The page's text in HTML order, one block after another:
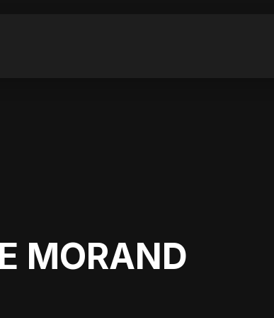
MORAND